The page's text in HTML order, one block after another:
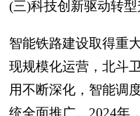
(三)科技创新驱动转型
智能铁路建设取得重
现规模化运营，北斗
用不断深化，智能调
统全面推广。2024年